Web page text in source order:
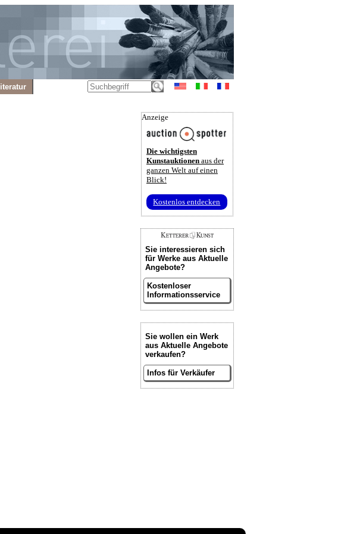
literatur
Anzeige
Die wichtigsten
Kunstauktionen aus der
ganzen Welt auf einen
Blick!
Kostenlos entdecken
Sie interessieren sich
für Werke aus Aktuelle
Angebote?
Kostenloser
Informationsservice
Sie wollen ein Werk
aus Aktuelle Angebote
verkaufen?
Infos für Verkäufer